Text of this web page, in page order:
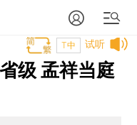
试听
T中
级 孟祥当庭